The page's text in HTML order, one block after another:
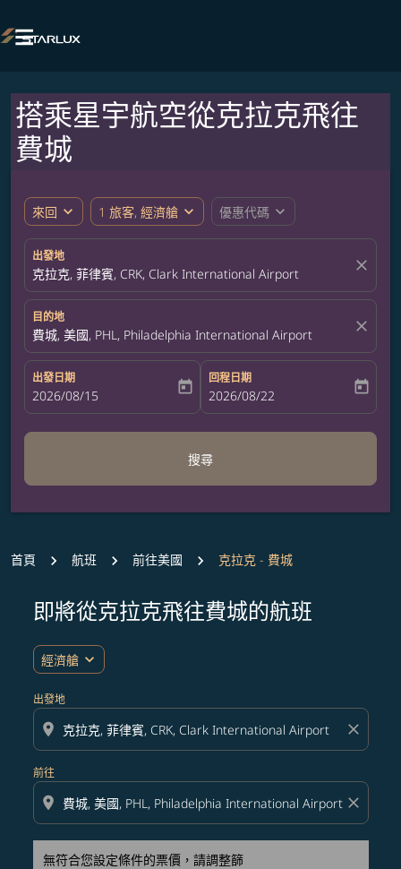

搭乘星宇航空從克拉克飛往
費城
來回 expand_more 1 旅客, 經濟艙 expand_more 優惠代碼 expand_more
出發地
克拉克, 菲律賓, CRK, Clark International Airport close
目的地
費城, 美國, PHL, Philadelphia International Airport close
出發日期
fc-booking-departure-date-aria-label
2026/08/15 today
回程日期
fc-booking-return-date-aria-label
2026/08/22 today
搜尋
首頁 航班 前往美國 克拉克 - 費城
即將從克拉克飛往費城的航班
經濟艙 expand_more
出發地
location_on close
前往
location_on close
無符合您設定條件的票價，請調整篩
無符合您設定條件的票價，請調整篩選條件。